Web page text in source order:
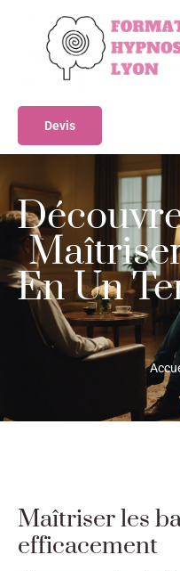
Devis
En Un
Maîtriser les
efficacement